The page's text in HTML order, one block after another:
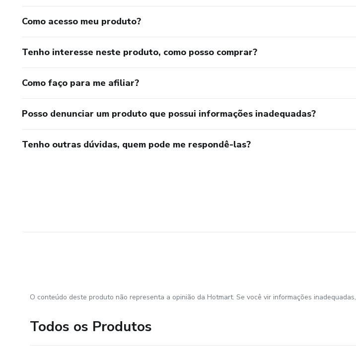
Como acesso meu produto?
Tenho interesse neste produto, como posso comprar?
Como faço para me afiliar?
Posso denunciar um produto que possui informações inadequadas?
Tenho outras dúvidas, quem pode me respondê-las?
O conteúdo deste produto não representa a opinião da Hotmart. Se você vir informações inadequadas,
Todos os Produtos